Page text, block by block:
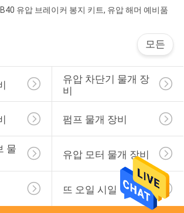
유압 브레이커 봉지 키트, 유압 해머 예비품
모든
유압 차단기 물개 장
비
펌프 물개 장비
물
유압 모터 물개 장비
뜨 오일 시일